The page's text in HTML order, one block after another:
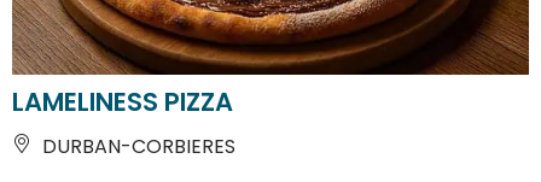
LAMELINESS PIZZA
DURBAN-CORBIERES